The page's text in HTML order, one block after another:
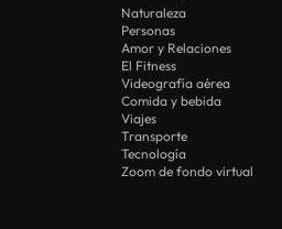
Naturaleza
Personas
Amor y Relaciones
El Fitness
Videografía aérea
Comida y bebida
Viajes
Transporte
Tecnología
Zoom de fondo virtual